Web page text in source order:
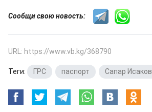
Сообщи свою новость:
URL: https://www.vb.kg/368790
Теги: ГРС паспорт Сапар Исаков